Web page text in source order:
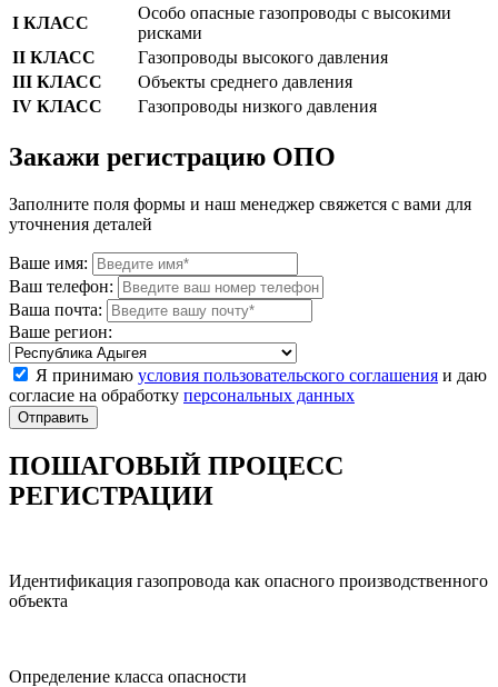
I КЛАСС
Особо опасные газопроводы с высокими
рисками
II КЛАСС
Газопроводы высокого давления
III КЛАСС
Объекты среднего давления
IV КЛАСС
Газопроводы низкого давления
Закажи регистрацию ОПО
Заполните поля формы и наш менеджер свяжется с вами для
уточнения деталей
Ваше имя:
Ваш телефон:
Ваша почта:
Ваше регион:
Я принимаю условия пользовательского соглашения и даю
согласие на обработку персональных данных
ПОШАГОВЫЙ ПРОЦЕСС
РЕГИСТРАЦИИ
Идентификация газопровода как опасного производственного
объекта
Определение класса опасности